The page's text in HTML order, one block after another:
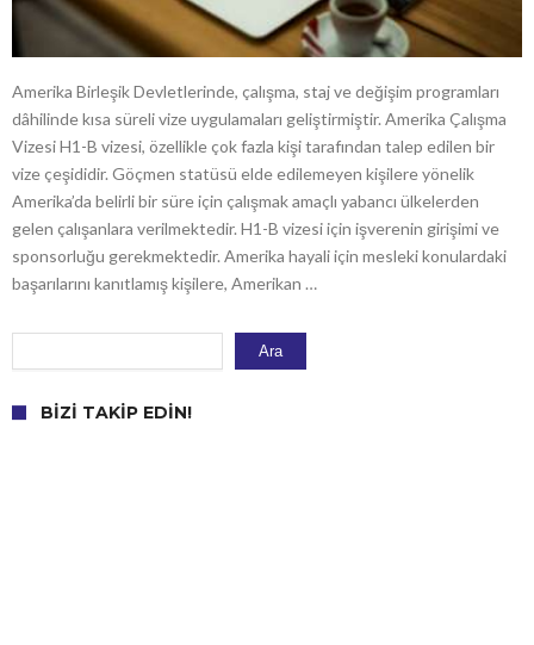
Amerika Birleşik Devletlerinde, çalışma, staj ve değişim programları
dâhilinde kısa süreli vize uygulamaları geliştirmiştir. Amerika Çalışma
Vizesi H1-B vizesi, özellikle çok fazla kişi tarafından talep edilen bir
vize çeşididir. Göçmen statüsü elde edilemeyen kişilere yönelik
Amerika’da belirli bir süre için çalışmak amaçlı yabancı ülkelerden
gelen çalışanlara verilmektedir. H1-B vizesi için işverenin girişimi ve
sponsorluğu gerekmektedir. Amerika hayali için mesleki konulardaki
başarılarını kanıtlamış kişilere, Amerikan …
Ara
BIZI TAKIP EDIN!